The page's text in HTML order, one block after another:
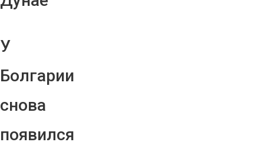
У
Болгарии
снова
появился